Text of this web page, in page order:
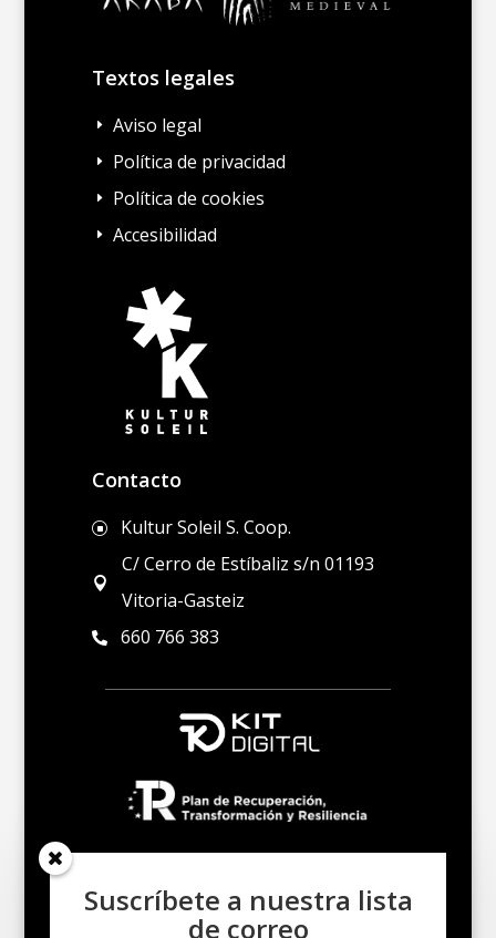
Textos legales
E Aviso legal
E Política de privacidad
E Política de cookies
E Accesibilidad
Contacto
] Kultur Soleil S. Coop.

C/ Cerro de Estíbaliz s/n 01193
Vitoria-Gasteiz
 660 766 383
Suscríbete a nuestra lista
de correo